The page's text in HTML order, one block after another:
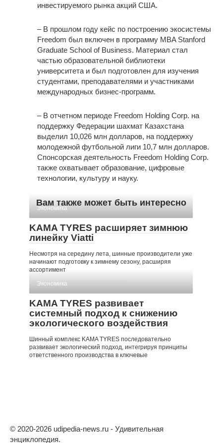
инвестируемого рынка акций США.
– В прошлом году кейс по построению экосистемы
Freedom был включен в программу MBA Stanford
Graduate School of Business. Материал стал
частью образовательной библиотеки
университета и был подготовлен для изучения
студентами, преподавателями и участниками
международных бизнес-программ.
– В отчетном периоде Freedom Holding Corp. на
поддержку Федерации шахмат Казахстана
выделил 10,026 млн долларов, на поддержку
молодежной футбольной лиги 10,7 млн долларов.
Спонсорская деятельность Freedom Holding Corp.
также охватывает образование, цифровые
технологии, культуру и науку.
Вам также может быть интересно
Экономика
KAMA TYRES расширяет зимнюю
линейку Viatti
Несмотря на середину лета, шинные производители уже
начинают подготовку к зимнему сезону, расширяя
ассортимент
Экономика
KAMA TYRES развивает
системный подход к снижению
экологического воздействия
Шинный комплекс KAMA TYRES последовательно
развивает экологический подход, интегрируя принципы
ответственного производства в ключевые
© 2020-2026 udipedia-news.ru - Удивительная
энциклопедия.